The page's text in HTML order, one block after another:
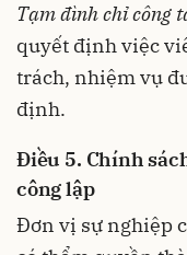
Tạm đình chỉ công
quyết định việc
trách, nhiệm vụ
định.
Điều 5. Chính
công lập
Đơn vị sự nghiệp